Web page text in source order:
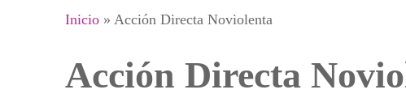
Se encuentra usted aquí
Inicio » Acción Directa Noviolenta
Acción Directa